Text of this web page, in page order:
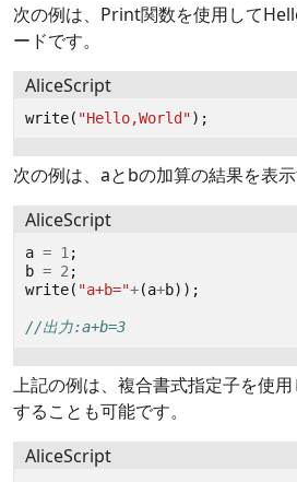
次の例は、Print関数を使用して
ードです。
AliceScript
write( "Hello,World");
次の例は、aとbの加算の結果を表示
AliceScript
a = 1 ;
b = 2 ;
write( "a+b="+(a+b));
//出力:a+b=3
上記の例は、複合書式指定子を使
することも可能です。
AliceScript